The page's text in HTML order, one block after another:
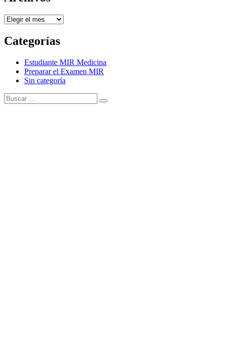
Archivos
Categorías
Estudiante MIR Medicina
Preparar el Examen MIR
Sin categoría
Buscar:
Buscar